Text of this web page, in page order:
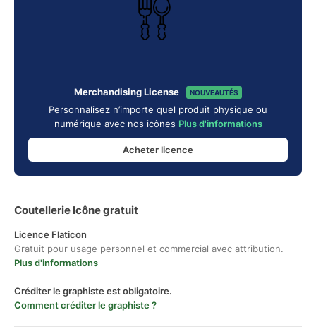
Merchandising License NOUVEAUTÉS
Personnalisez n’importe quel produit physique ou
numérique avec nos icônes Plus d'informations
Acheter licence
Coutellerie Icône gratuit
Licence Flaticon
Gratuit pour usage personnel et commercial avec attribution.
Plus d'informations
Créditer le graphiste est obligatoire.
Comment créditer le graphiste ?